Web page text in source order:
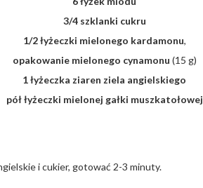
3/4 szklanki cukru
1/2 łyżeczki mielonego kardamonu,
opakowanie mielonego cynamonu (15 g)
1 łyżeczka ziaren ziela angielskiego
pół łyżeczki mielonej gałki muszkatołowej
i cukier, gotować 2-3 minuty.